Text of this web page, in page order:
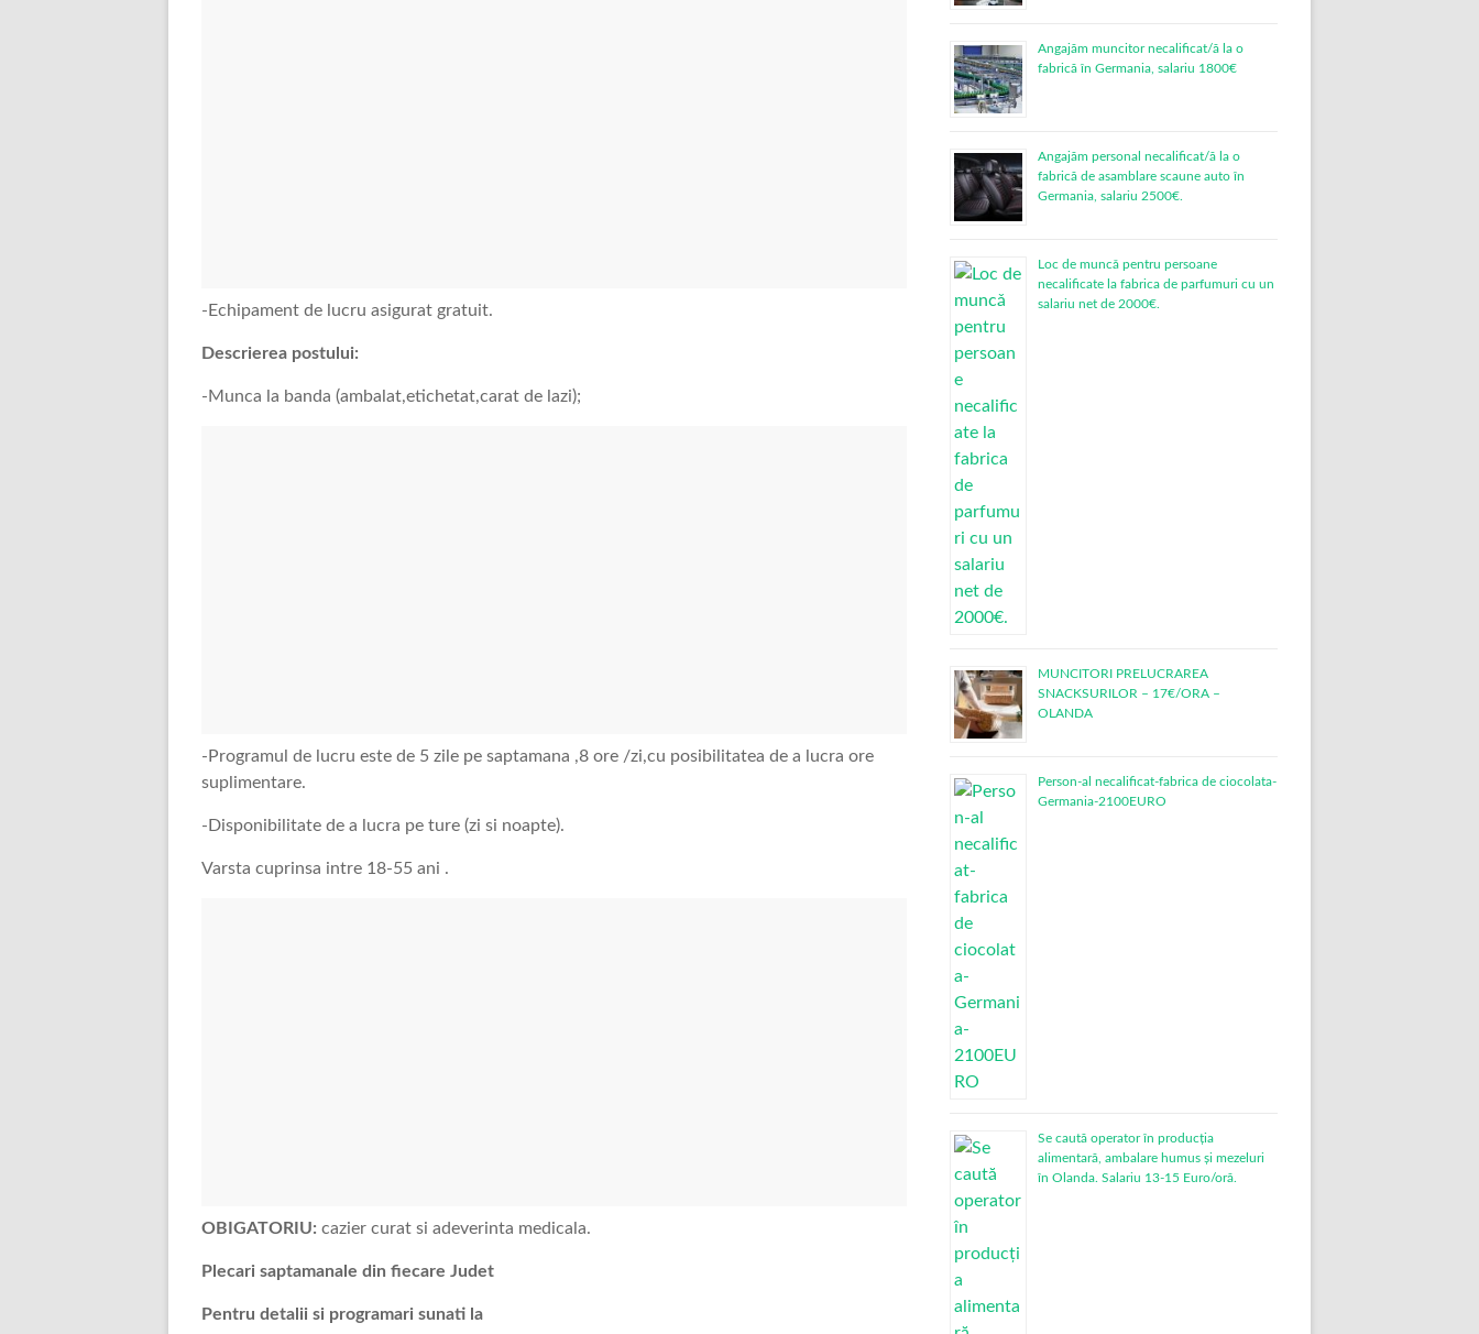
-Echipament de lucru asigurat gratuit.
Descrierea postului:
-Munca la banda (ambalat,etichetat,carat de lazi);
-Programul de lucru este de 5 zile pe saptamana ,8 ore /zi,cu posibilitatea de a lucra ore
suplimentare.
-Disponibilitate de a lucra pe ture (zi si noapte).
Varsta cuprinsa intre 18-55 ani .
OBIGATORIU: cazier curat si adeverinta medicala.
Plecari saptamanale din fiecare Judet
Pentru detalii si programari sunati la
Angajăm muncitor necalificat/ă la o
fabrică în Germania, salariu 1800€
Angajăm personal necalificat/ă la o
fabrică de asamblare scaune auto în
Germania, salariu 2500€.
Loc de muncǎ pentru persoane
necalificate la fabrica de parfumuri cu un
salariu net de 2000€.
MUNCITORI PRELUCRAREA
SNACKSURILOR – 17€/ORA –
OLANDA
Person-al necalificat-fabrica de ciocolata-
Germania-2100EURO
Se caută operator în producția
alimentară, ambalare humus și mezeluri
în Olanda. Salariu 13-15 Euro/oră.